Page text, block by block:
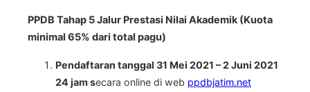
PPDB Tahap 5 Jalur Prestasi Nilai Akademik (Kuota
minimal 65% dari total pagu)
Pendaftaran tanggal 31 Mei 2021 – 2 Juni 2021
24 jam secara online di web ppdbjatim.net